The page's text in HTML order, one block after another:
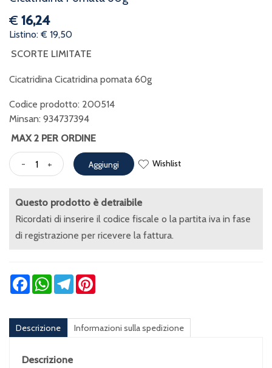
€ 16,24
Listino: € 19,50
SCORTE LIMITATE
Cicatridina Cicatridina pomata 60g
Codice prodotto: 200514
Minsan: 934737394
MAX 2 PER ORDINE
- + Aggiungi Wishlist
Questo prodotto è detraibile
Ricordati di inserire il codice fiscale o la partita iva in fase
di registrazione per ricevere la fattura.
FacebookWhatsApp
Telegram
Descrizione Informazioni sulla spedizione
Descrizione